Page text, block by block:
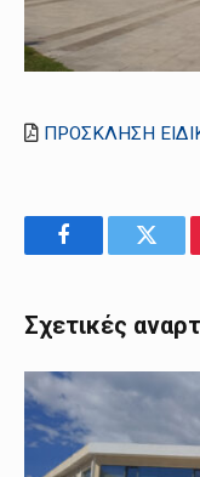
ΠΡΟΣΚΛΗΣΗ
Facebook
Σχετικές